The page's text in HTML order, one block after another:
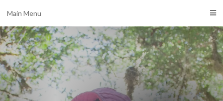
Main Menu